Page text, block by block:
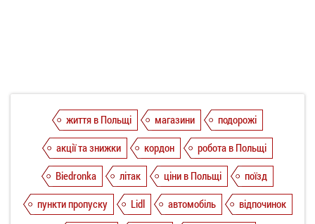
життя в Польщі магазини
подорожі
акції та знижки
кордон
робота в Польщі
Biedronka
літак ціни в Польщі
поїзд
пункти пропуску
Lidl автомобіль
відпочинок